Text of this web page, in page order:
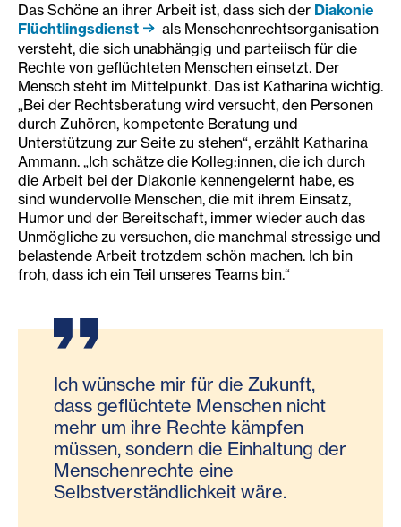
Das Schöne an ihrer Arbeit ist, dass sich der Diakonie
Flüchtlingsdienst
als Menschenrechtsorganisation
versteht, die sich unabhängig und parteiisch für die
Rechte von geflüchteten Menschen einsetzt. Der
Mensch steht im Mittelpunkt. Das ist Katharina wichtig.
„Bei der Rechtsberatung wird versucht, den Personen
durch Zuhören, kompetente Beratung und
Unterstützung zur Seite zu stehen“, erzählt Katharina
Ammann. „Ich schätze die Kolleg:innen, die ich durch
die Arbeit bei der Diakonie kennengelernt habe, es
sind wundervolle Menschen, die mit ihrem Einsatz,
Humor und der Bereitschaft, immer wieder auch das
Unmögliche zu versuchen, die manchmal stressige und
belastende Arbeit trotzdem schön machen. Ich bin
froh, dass ich ein Teil unseres Teams bin.“
Ich wünsche mir für die Zukunft,
dass geflüchtete Menschen nicht
mehr um ihre Rechte kämpfen
müssen, sondern die Einhaltung der
Menschenrechte eine
Selbstverständlichkeit wäre.